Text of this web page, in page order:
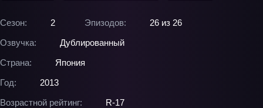
Сезон: 2 Эпизодов:
26 из 26
Озвучка:
Дублированный
Страна:
Япония
Год:
2013
Возрастной рейтинг:
R-17